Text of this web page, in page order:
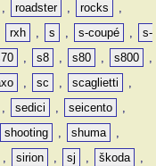
, roadster , rocks
,
rxh , s , s-coupé ,
s-
, s8 , s80 , s800
,
, sc , scaglietti
,
, sedici , seicento
,
shooting , shuma
,
, sirion , sj , škoda
,